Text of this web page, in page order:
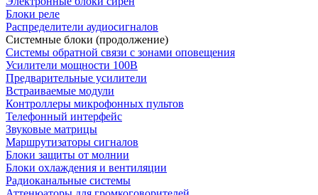
Блоки реле
Распределители аудиосигналов
Системные блоки (продолжение)
Системы обратной связи с зонами оповещения
Усилители мощности 100В
Предварительные усилители
Встраиваемые модули
Контроллеры микрофонных пультов
Телефонный интерфейс
Звуковые матрицы
Маршрутизаторы сигналов
Блоки защиты от молнии
Блоки охлаждения и вентиляции
Радиоканальные системы